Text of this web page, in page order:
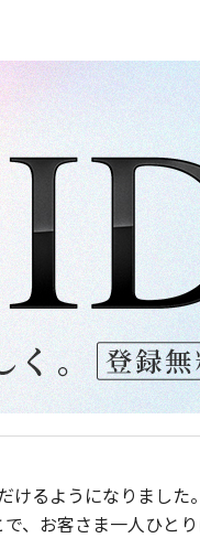
るようになりました。
、お客さま一人ひと